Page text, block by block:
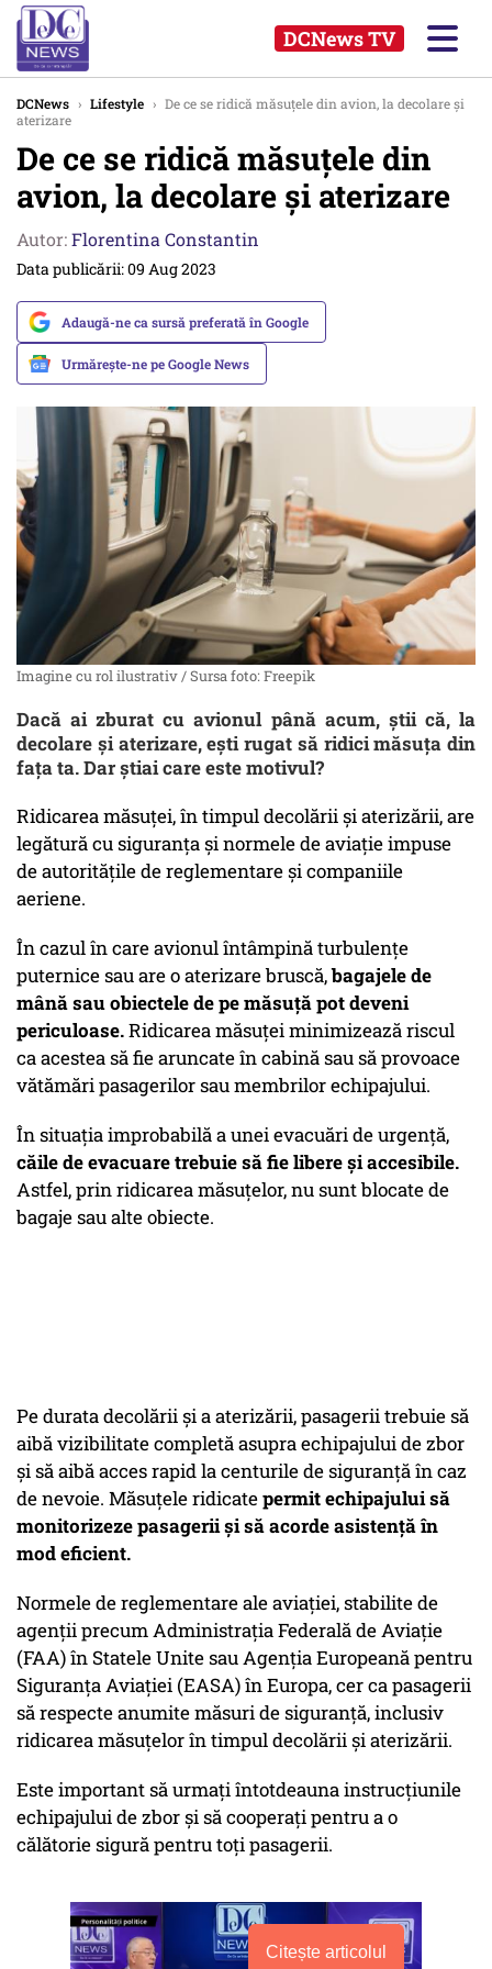
DCNews TV
DCNews › Lifestyle › De ce se ridică măsuțele din avion, la decolare și
aterizare
De ce se ridică măsuțele din
avion, la decolare și aterizare
Autor:Florentina Constantin
Data publicării: 09 Aug 2023
Adaugă-ne ca sursă preferată în Google
Urmărește-ne pe Google News
Imagine cu rol ilustrativ / Sursa foto: Freepik
Dacă ai zburat cu avionul până acum, știi că, la
decolare și aterizare, ești rugat să ridici măsuța din
fața ta. Dar știai care este motivul?
Ridicarea măsuței, în timpul decolării și aterizării, are
legătură cu siguranța și normele de aviație impuse
de autoritățile de reglementare și companiile
aeriene.
În cazul în care avionul întâmpină turbulențe
puternice sau are o aterizare bruscă,bagajele de
mână sau obiectele de pe măsuță pot deveni
periculoase.Ridicarea măsuței minimizează riscul
ca acestea să fie aruncate în cabină sau să provoace
vătămări pasagerilor sau membrilor echipajului.
În situația improbabilă a unei evacuări de urgență,
căile de evacuare trebuie să fie libere și accesibile.
Astfel, prin ridicarea măsuțelor, nu sunt blocate de
bagaje sau alte obiecte.
Pe durata decolării și a aterizării, pasagerii trebuie să
aibă vizibilitate completă asupra echipajului de zbor
și să aibă acces rapid la centurile de siguranță în caz
de nevoie. Măsuțele ridicatepermit echipajului să
monitorizeze pasagerii și să acorde asistență în
mod eficient.
Normele de reglementare ale aviației, stabilite de
agenții precum Administrația Federală de Aviație
(FAA) în Statele Unite sau Agenția Europeană pentru
Siguranța Aviației (EASA) în Europa, cer ca pasagerii
să respecte anumite măsuri de siguranță, inclusiv
ridicarea măsuțelor în timpul decolării și aterizării.
Este important să urmați întotdeauna instrucțiunile
echipajului de zbor și să cooperați pentru a o
călătorie sigură pentru toți pasagerii.
Citește articolul